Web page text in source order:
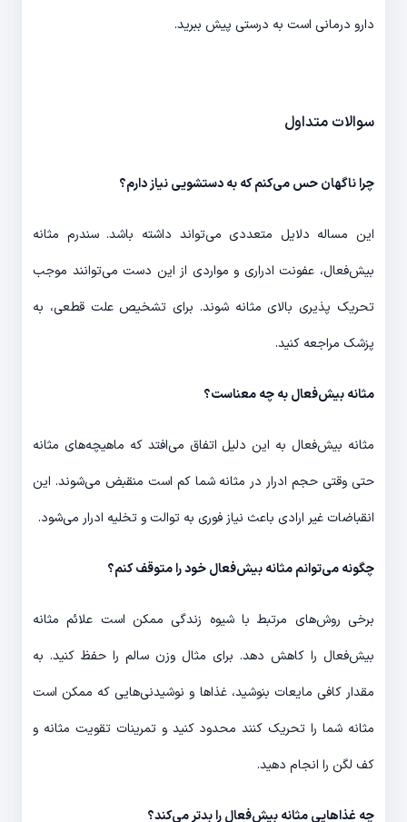
دارو درمانی است به درستی پیش ببرید.
سوالات متداول
چرا ناگهان حس می‌کنم که به دستشویی نیاز دارم؟
این مساله دلایل متعددی می‌تواند داشته باشد. ‌سندرم مثانه
‌بیش‌فعال، عفونت ادراری و مواردی از این دست می‌توانند موجب
تحریک پذیری بالای مثانه شوند. برای تشخیص علت قطعی، به
پزشک مراجعه کنید.
مثانه ‌بیش‌فعال به چه معناست؟
مثانه ‌بیش‌فعال به این دلیل اتفاق می‌افتد که ماهیچه‌های مثانه
حتی وقتی حجم ادرار در مثانه شما کم است منقبض می‌شوند. این
انقباضات غیر ارادی باعث نیاز فوری به توالت و تخلیه ادرار می‌شود.
چگونه می‌توانم مثانه ‌بیش‌فعال خود را متوقف کنم؟
برخی روش‌های مرتبط با شیوه زندگی ممکن است علائم مثانه
‌بیش‌فعال را کاهش دهد. برای مثال وزن سالم را حفظ کنید. به
مقدار کافی مایعات بنوشید، غذاها و نوشیدنی‌هایی که ممکن است
مثانه شما را تحریک کنند محدود کنید و تمرینات تقویت مثانه و
کف لگن را انجام دهید.
چه غذاهایی مثانه ‌بیش‌فعال را بدتر می‌کند؟